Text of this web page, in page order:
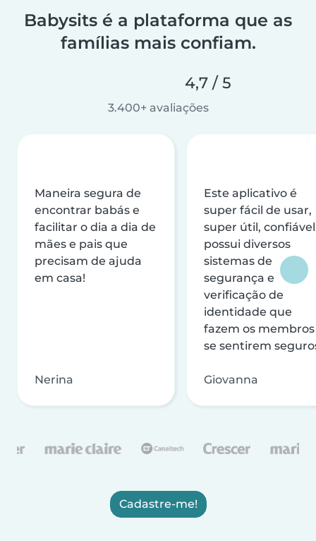
Babysits é a plataforma que as
famílias mais confiam.
4,7 / 5
3.400+ avaliações
Maneira segura de
encontrar babás e
facilitar o dia a dia de
mães e pais que
precisam de ajuda
em casa!
Nerina
Este aplicativo é
super fácil de usar,
super útil,
possui diversos
sistemas de
segurança e
verificação de
identidade que
fazem os membros
se sentirem
Giovanna
Cadastre-me!